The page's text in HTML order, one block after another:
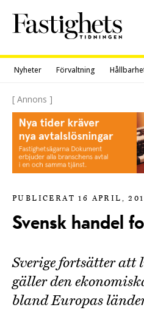
content
Nyheter Förvaltning
[ Annons ]
PUBLICERAT 16 APRIL,
Svensk handel
Sverige fortsätter att
gäller den
bland Europas